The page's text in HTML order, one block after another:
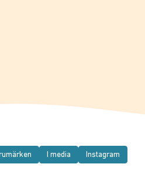
I media Instagram